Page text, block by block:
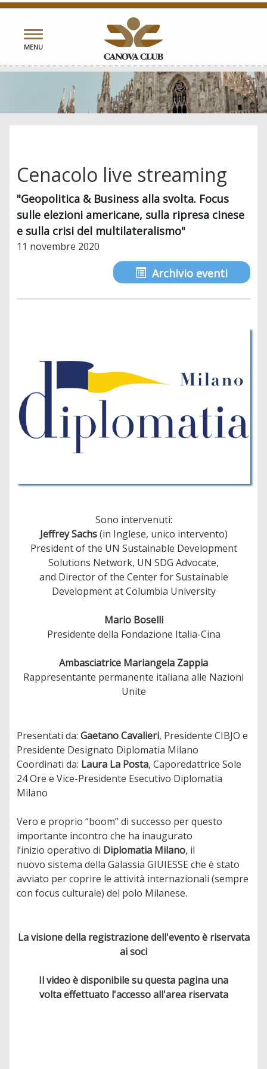
Toggle
navigation
MENU
Cenacolo live streaming
"Geopolitica & Business alla svolta. Focus
sulle elezioni americane, sulla ripresa cinese
e sulla crisi del multilateralismo"
11 novembre 2020
Archivio eventi
Sono intervenuti:
Jeffrey Sachs(in Inglese, unico intervento)
President of the UN Sustainable Development
Solutions Network, UN SDG Advocate,
and Director of the Center for Sustainable
Development at Columbia University
Mario Boselli
Presidente della Fondazione Italia-Cina
Ambasciatrice Mariangela Zappia
Rappresentante permanente italiana alle Nazioni
Unite
Presentati da:Gaetano Cavalieri, Presidente CIBJO e
Presidente Designato Diplomatia Milano
Coordinati da: Laura La Posta, Caporedattrice Sole
24 Ore e Vice-Presidente Esecutivo Diplomatia
Milano
Vero e proprio “boom” di successo per questo
importante incontro che ha inaugurato
l’inizio operativo di Diplomatia Milano, il
nuovo sistema della Galassia GIUIESSE che è stato
avviato per coprire le attività internazionali (sempre
con focus culturale) del polo Milanese.
La visione della registrazione dell'evento è riservata
ai soci
Il video è disponibile su questa pagina una
volta effettuato l'accesso all'area riservata